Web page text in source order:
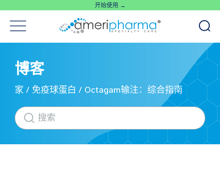
开始使用 →
博客
家 / 免疫球蛋白 / Octagam输注：综合指南